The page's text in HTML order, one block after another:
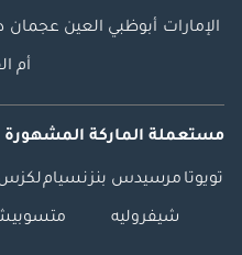
الإمارات أبوظبي العين عجمان
أم
مستعملة الماركة المشهورة
تويوتا مرسيدس بنزنسيام
شيفروليه